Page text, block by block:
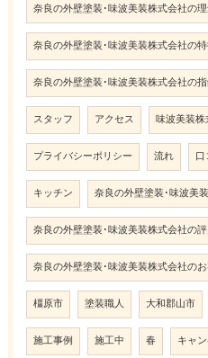
奈良の外壁塗装･味波美装株式会社の
奈良の外壁塗装･味波美装株式会社の
奈良の外壁塗装･味波美装株式会社の
スタッフ アクセス 味波美装
プライバシーポリシー 流れ 口
キッチン 奈良の外壁塗装･味波美
奈良の外壁塗装･味波美装株式会社の
奈良の外壁塗装･味波美装株式会社の
橿原市 塗装職人 大和郡山市
施工事例 施工中 春 キャ